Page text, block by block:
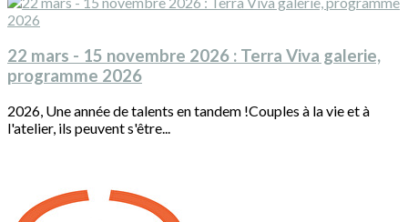
22 mars - 15 novembre 2026 : Terra Viva galerie,
programme 2026
2026, Une année de talents en tandem !Couples à la vie et à
l'atelier, ils peuvent s'être...